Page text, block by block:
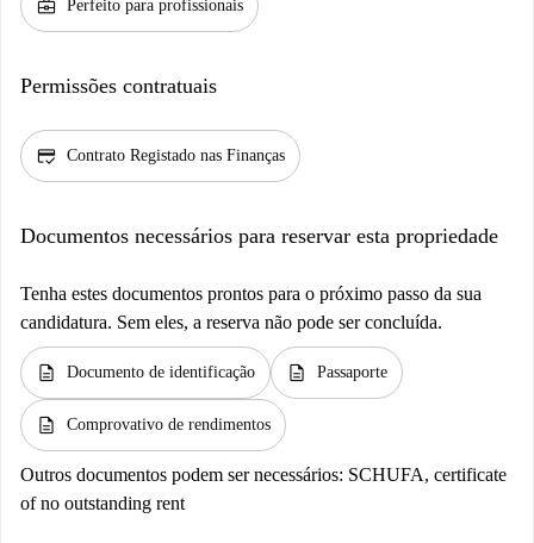
business_center Perfeito para profissionais
Permissões contratuais
credit_score Contrato Registado nas Finanças
Documentos necessários para reservar esta propriedade
Tenha estes documentos prontos para o próximo passo da sua
candidatura. Sem eles, a reserva não pode ser concluída.
description Documento de identificação description Passaporte
description Comprovativo de rendimentos
Outros documentos podem ser necessários: SCHUFA, certificate
of no outstanding rent